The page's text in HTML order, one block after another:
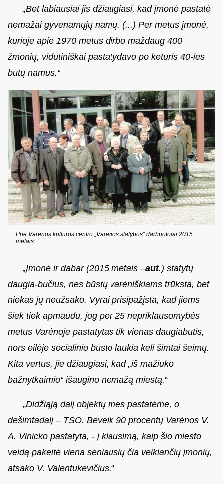
„Bet labiausiai jis džiaugiasi, kad įmonė pastatė
nemažai gyvenamųjų namų. (...) Per metus įmonė,
kurioje apie 1970 metus dirbo maždaug 400
žmonių, vidutiniškai pastatydavo po keturis 40-ies
butų namus.“
Prie Varėnos kultūros centro „Varėnos statybos“ darbuotojai 2015
metais
„Įmonė ir dabar (2015 metais –aut.) statytų
daugia-bučius, nes būstų varėniškiams trūksta, bet
niekas jų neužsako. Vyrai prisipažįsta, kad jiems
šiek tiek apmaudu, jog per 25 nepriklausomybės
metus Varėnoje pastatytas tik vienas daugiabutis,
nors eilėje socialinio būsto laukia keli šimtai šeimų.
Kita vertus, jie džiaugiasi, kad „iš mažiuko
bažnytkaimio“ išaugino nemažą miestą.“
„Didžiąją dalį objektų mes pastatėme, o
dešimtadalį – TSO. Beveik 90 procentų Varėnos V.
A. Vinicko pastatyta, - į klausimą, kaip šio miesto
veidą pakeitė viena seniausių čia veikiančių įmonių,
atsako V. Valentukevičius.“